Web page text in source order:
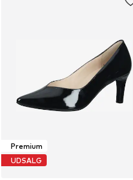
Premium
UDSALG